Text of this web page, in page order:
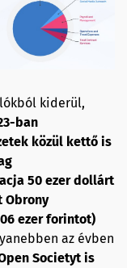
kiderül,
ban
közül kettő is
50 ezer dollárt
Obrony
ezer forintot)
az évben
Societyt is